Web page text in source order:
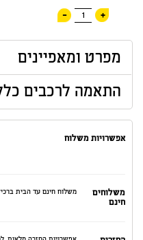
+
1
-
מפרט ומאפיינים
התאמה לרכבים
אפשרויות משלוח
משלוחים
חינם
משלוח חינם עד הבית ברכישה